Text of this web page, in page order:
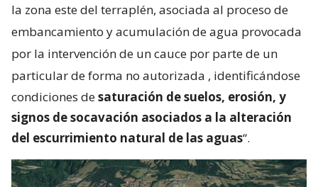
la zona este del terraplén, asociada al proceso de
embancamiento y acumulación de agua provocada
por la intervención de un cauce por parte de un
particular de forma no autorizada , identificándose
condiciones desaturación de suelos, erosión, y
signos de socavación asociados a la alteración
del escurrimiento natural de las aguas“.